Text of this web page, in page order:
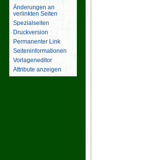
Änderungen an
verlinkten Seiten
Spezialseiten
Druckversion
Permanenter Link
Seiten­­informationen
Vorlageneditor
Attribute anzeigen